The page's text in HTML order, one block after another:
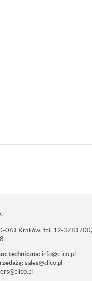
063 Kraków, tel. 12-3783700,
techniczna: info@clico.pl
sales@clico.pl